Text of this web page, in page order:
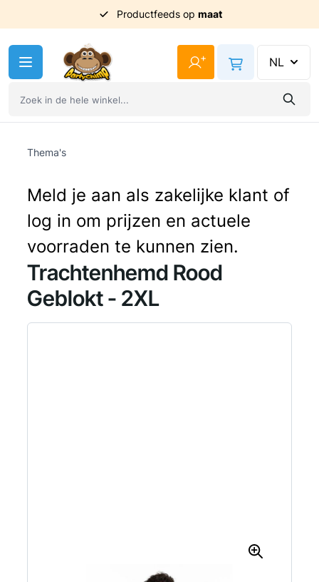
Productfeeds op maat
+ NL
Thema's
Meld je aan als zakelijke klant of
log in om prijzen en actuele
voorraden te kunnen zien.
Trachtenhemd Rood
Geblokt - 2XL